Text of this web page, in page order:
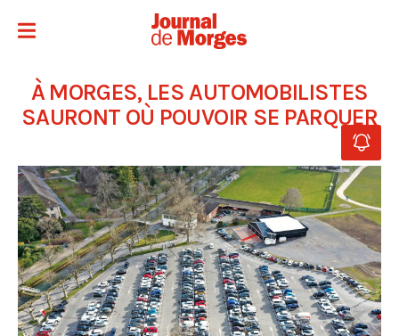
À MORGES, LES AUTOMOBILISTES
SAURONT OÙ POUVOIR SE PARQUER